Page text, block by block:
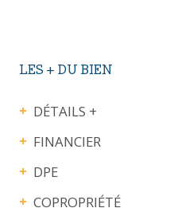
LES + DU BIEN
DÉTAILS +
FINANCIER
DPE
COPROPRIÉTÉ